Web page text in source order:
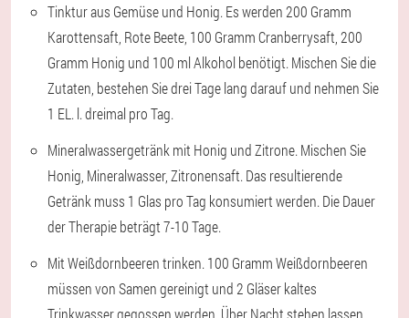
Tinktur aus Gemüse und Honig. Es werden 200 Gramm
Karottensaft, Rote Beete, 100 Gramm Cranberrysaft, 200
Gramm Honig und 100 ml Alkohol benötigt. Mischen Sie die
Zutaten, bestehen Sie drei Tage lang darauf und nehmen Sie
1 EL. l. dreimal pro Tag.
Mineralwassergetränk mit Honig und Zitrone. Mischen Sie
Honig, Mineralwasser, Zitronensaft. Das resultierende
Getränk muss 1 Glas pro Tag konsumiert werden. Die Dauer
der Therapie beträgt 7-10 Tage.
Mit Weißdornbeeren trinken. 100 Gramm Weißdornbeeren
müssen von Samen gereinigt und 2 Gläser kaltes
Trinkwasser gegossen werden. Über Nacht stehen lassen.